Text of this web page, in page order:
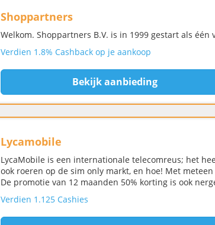
Shoppartners
Welkom. Shoppartners B.V. is in 1999 gestart als
Verdien 1.8% Cashback op je aankoop
Bekijk aanbieding
Lycamobile
LycaMobile is een internationale telecomreus; het
ook roeren op de sim only markt, en hoe! Met
De promotie van 12 maanden 50% korting is ook
Verdien 1.125 Cashies